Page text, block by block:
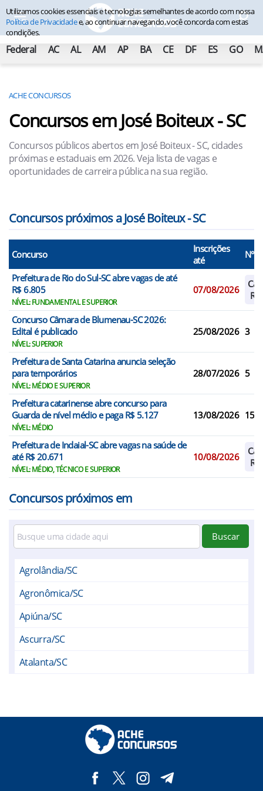
Federal AC AL AM AP BA CE DF ES GO
ACHE CONCURSOS
Concursos em José Boiteux - SC
Concursos públicos abertos em José Boiteux - SC, cidades
próximas e estaduais em 2026. Veja lista de vagas e
oportunidades de carreira pública na sua região.
Concursos próximos a José Boiteux - SC
Concurso
Inscrições
até
N°
Prefeitura de Rio do Sul-SC abre vagas de até
R$ 6.805
NÍVEL: FUNDAMENTAL E SUPERIOR
07/08/2026
Concurso Câmara de Blumenau-SC 2026:
Edital é publicado
NÍVEL: SUPERIOR
25/08/2026 3
Prefeitura de Santa Catarina anuncia seleção
para temporários
NÍVEL: MÉDIO E SUPERIOR
28/07/2026 5
Prefeitura catarinense abre concurso para
Guarda de nível médio e paga R$ 5.127
NÍVEL: MÉDIO
13/08/2026 15
Prefeitura de Indaial-SC abre vagas na saúde de
até R$ 20.671
NÍVEL: MÉDIO, TÉCNICO E SUPERIOR
10/08/2026
Concursos próximos em
Buscar
Agrolândia/SC
Agronômica/SC
Apiúna/SC
Ascurra/SC
Atalanta/SC
Braço do Trombudo/SC
Utilizamos cookies essenciais e tecnologias semelhantes de acordo com nossa
Política de Privacidadee, ao continuar navegando, você concorda com estas
condições.